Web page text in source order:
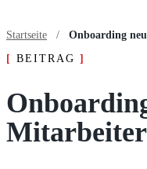
Startseite /
Onboarding
[ BEITRAG ]
Mitarbeiter